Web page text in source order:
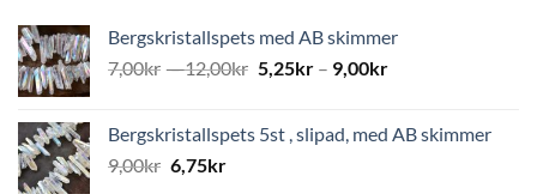
Bergskristallspets med AB skimmer
7,00kr –12,00kr 5,25kr– 9,00kr
Bergskristallspets 5st , slipad, med AB skimmer
9,00kr 6,75kr